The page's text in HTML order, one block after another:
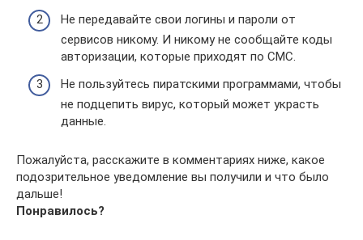
Не передавайте свои логины и пароли от
сервисов никому. И никому не сообщайте коды
авторизации, которые приходят по СМС.
Не пользуйтесь пиратскими программами, чтобы
не подцепить вирус, который может украсть
данные.
Пожалуйста, расскажите в комментариях ниже, какое
подозрительное уведомление вы получили и что было
дальше!
Понравилось?